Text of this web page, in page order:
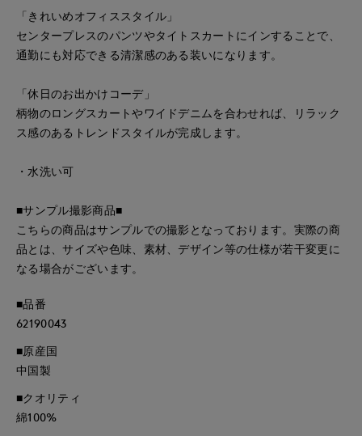
「きれいめオフィススタイル」
センタープレスのパンツやタイトスカートにインすることで、
通勤にも対応できる清潔感のある装いになります。
「休日のお出かけコーデ」
柄物のロングスカートやワイドデニムを合わせれば、リラック
ス感のあるトレンドスタイルが完成します。
・水洗い可
■サンプル撮影商品■
こちらの商品はサンプルでの撮影となっております。実際の商
品とは、サイズや色味、素材、デザイン等の仕様が若干変更に
なる場合がございます。
■品番
62190043
■原産国
中国製
■クオリティ
綿100%